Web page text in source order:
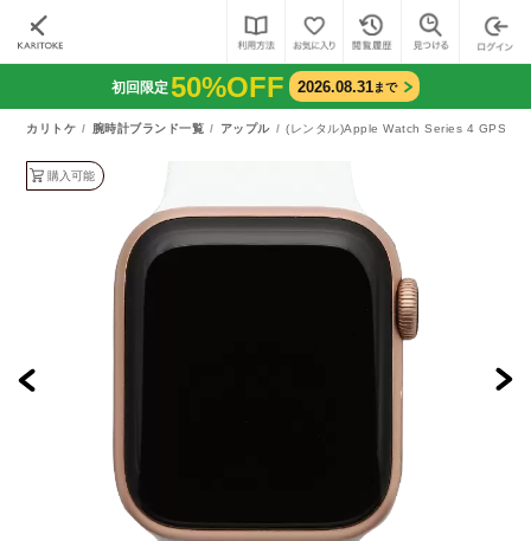
初回限定50%OFF 2026.08.31まで
カリトケ 腕時計ブランド一覧 アップル (レンタル)Apple Watch Series 4 GPS
購入可能